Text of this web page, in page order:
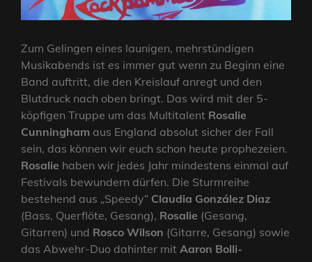
Zum Gelingen eines launigen, mehrstündigen
Musikabends ist es immer gut wenn zu Beginn eine
Band auftritt, die den Kreislauf anregt und den
Blutdruck nach oben bringt. Das wird mit der 5-
köpfigen Truppe um das Multitalent Rosalie
Cunningham aus England absolut sicher der Fall
sein, das können wir euch schon heute prophezeien.
Rosalie haben wir jedes Jahr mindestens einmal auf
Festivals bewundern dürfen. Die Sturmreihe
bestehend aus „Speedy“ Claudia González Diaz
(Bass, Querflöte, Gesang), Rosalie (Gesang,
Gitarren) und Rosco Wilson (Gitarre, Gesang) sowie
das Abwehr-Duo dahinter mit Aaron Bolli-